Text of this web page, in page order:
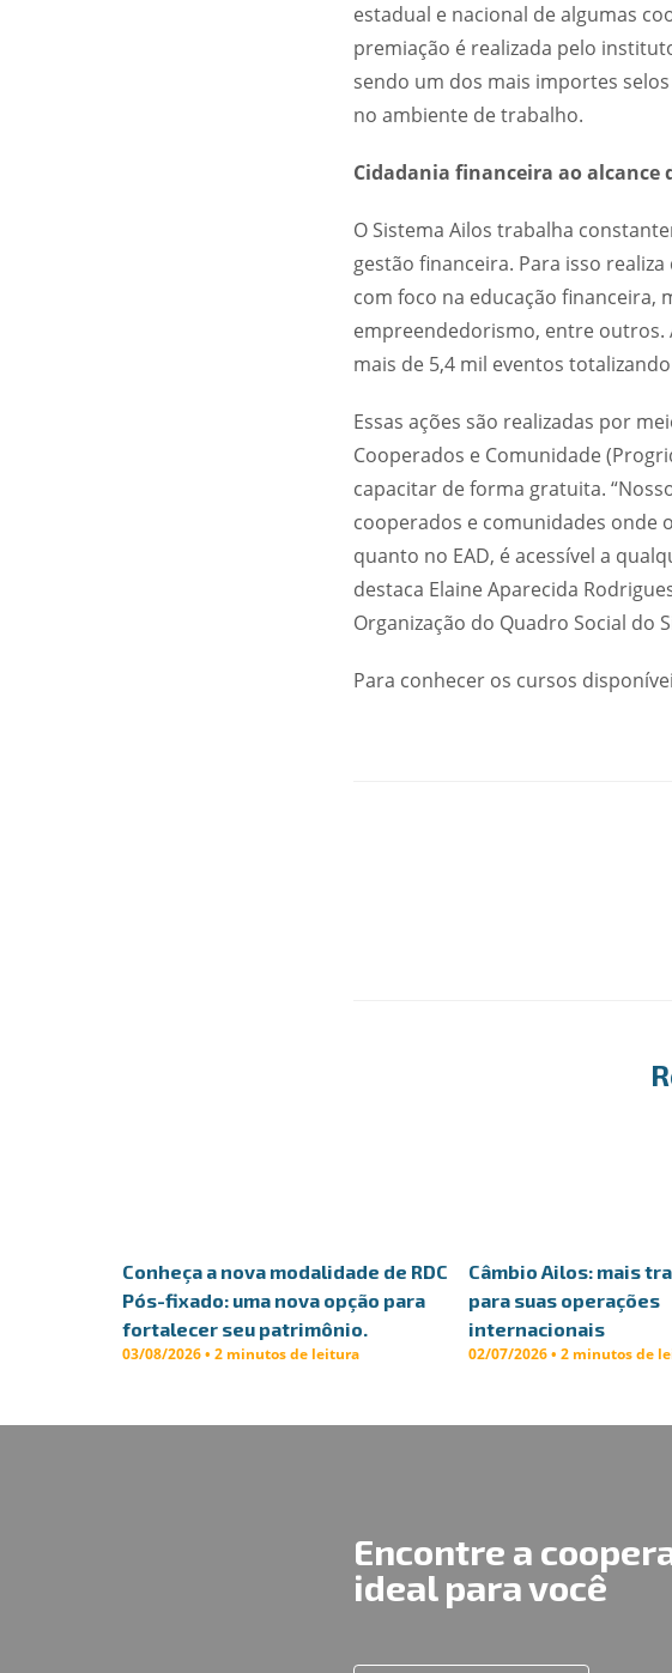
estadual e nacional de algumas
premiação é realizada pelo
sendo um dos mais importes
no ambiente de trabalho.
Cidadania financeira ao alcance
O Sistema Ailos trabalha
gestão financeira. Para isso
com foco na educação financeira,
empreendedorismo, entre outros.
mais de 5,4 mil eventos
Essas ações são realizadas por
Cooperados e Comunidade
capacitar de forma gratuita.
cooperados e comunidades onde
quanto no EAD, é acessível a
destaca Elaine Aparecida
Organização do Quadro Social do
Para conhecer os cursos
Conheça a nova modalidade de RDC
Pós-fixado: uma nova opção para
fortalecer seu patrimônio.
03/08/2026 • 2 minutos de leitura
Câmbio Ailos: mais
para suas operações
internacionais
02/07/2026 • 2 minutos de
Encontre a
ideal para você